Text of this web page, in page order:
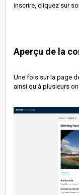
inscrire, cliquez sur
Aperçu de la
Une fois sur la page
ainsi qu'à plusieurs